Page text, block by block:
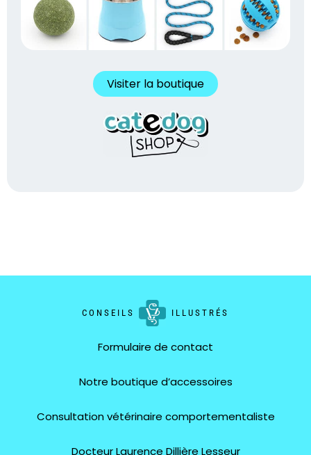
Visiter la boutique
CONSEILS ILLUSTRÉS
Formulaire de contact
Notre boutique d’accessoires
Consultation vétérinaire comportementaliste
Docteur Laurence Dillière Lesseur